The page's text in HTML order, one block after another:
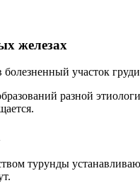
железах
участок
разной
турунды